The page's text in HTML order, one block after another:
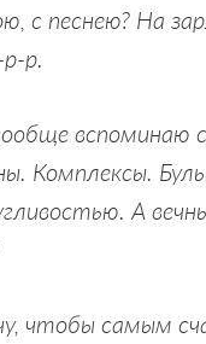
с песнею? На
р.
вспоминаю
Комплексы.
А
чтобы самым